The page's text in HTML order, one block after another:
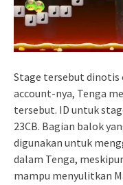
Stage tersebut dinotis
account-nya, Tenga
tersebut. ID untuk
23CB. Bagian balok
digunakan untuk
dalam Tenga,
mampu menyulitkan